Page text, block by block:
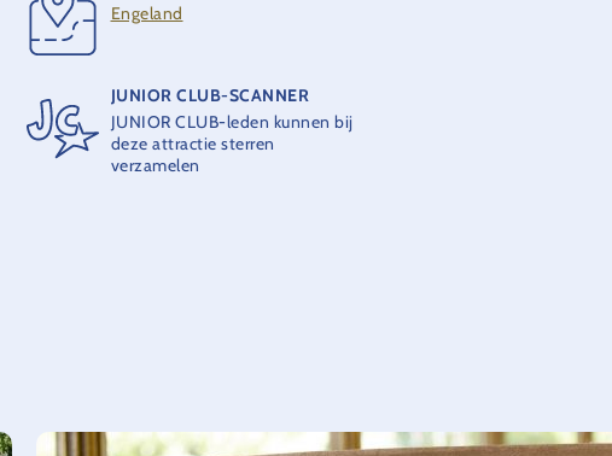
Engeland
JUNIOR CLUB-SCANNER
JUNIOR CLUB-leden kunnen bij
deze attractie sterren
verzamelen
2008
THEORETISCHE CAPACITEIT
400 personen per uur